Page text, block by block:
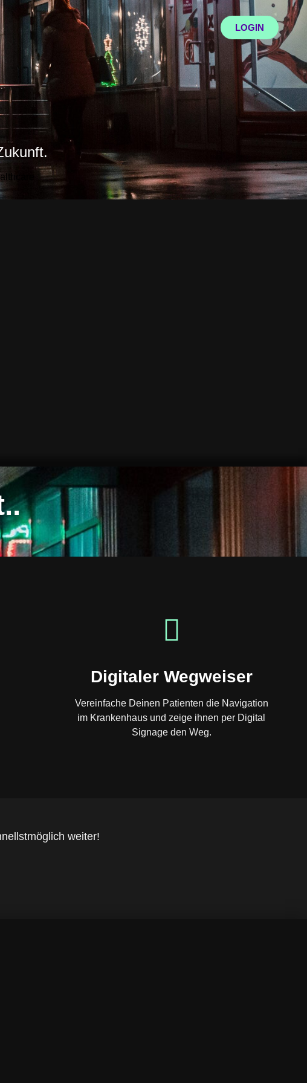
LOGIN
Digitaler Wegweiser
Vereinfache Deinen Patienten die Navigation
im Krankenhaus und zeige ihnen per Digital
Signage den Weg.
weiter!